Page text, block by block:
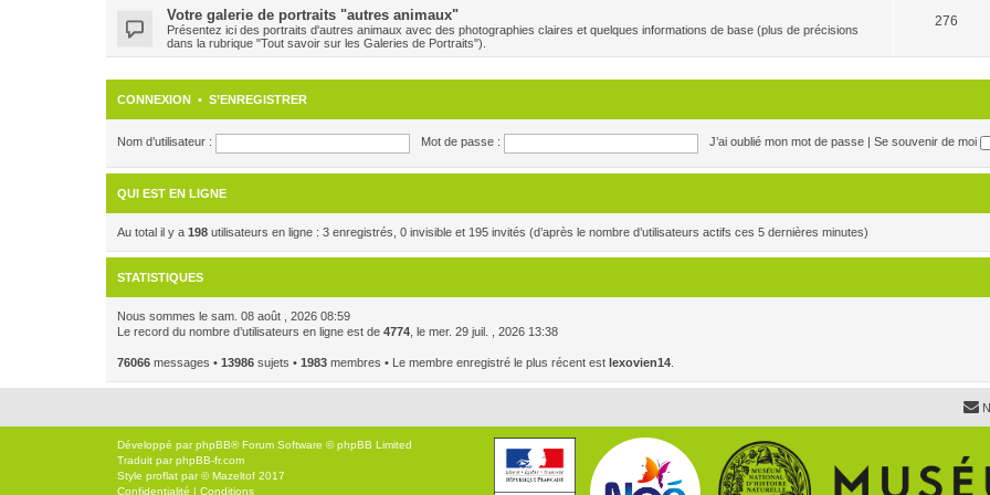
Votre galerie de portraits "autres animaux"
Présentez ici des portraits d'autres animaux avec des photographies claires et quelques informations de base (plus de précisions
dans la rubrique "Tout savoir sur les Galeries de Portraits").
276
CONNEXION • S’ENREGISTRER
Nom d’utilisateur : Mot de passe : J’ai oublié mon mot de passe Se souvenir de moi
QUI EST EN LIGNE
Au total il y a 198 utilisateurs en ligne : 3 enregistrés, 0 invisible et 195 invités (d’après le nombre d’utilisateurs actifs ces 5 dernières minutes)
STATISTIQUES
Nous sommes le sam. 08 août , 2026 08:59
Le record du nombre d’utilisateurs en ligne est de 4774 , le mer. 29 juil. , 2026 13:38
76066 messages • 13986 sujets • 1983 membres • Le membre enregistré le plus récent est lexovien14
Développé parphpBB® Forum Software © phpBB Limited
Traduit parphpBB-fr.com
Style proflat par ©Mazeltof 2017
Confidentialité | Conditions